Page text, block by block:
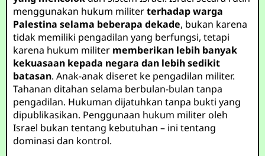
menggunakan hukum militerterhadap warga
Palestina selama beberapa dekade, bukan karena
tidak memiliki pengadilan yang berfungsi, tetapi
karena hukum militer memberikan lebih banyak
kekuasaan kepada negara dan lebih sedikit
batasan. Anak-anak diseret ke pengadilan militer.
Tahanan ditahan selama berbulan-bulan tanpa
pengadilan. Hukuman dijatuhkan tanpa bukti yang
dipublikasikan. Penggunaan hukum militer oleh
Israel bukan tentang kebutuhan – ini tentang
dominasi dan kontrol.